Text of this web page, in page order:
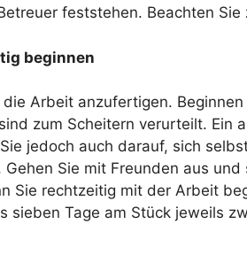
feststehen. Beachten
beginnen
Arbeit anzufertigen.
zum Scheitern verurteilt. Ein
jedoch auch darauf, sich
Sie mit Freunden aus
Sie rechtzeitig mit der Arbeit
sieben Tage am Stück jeweils